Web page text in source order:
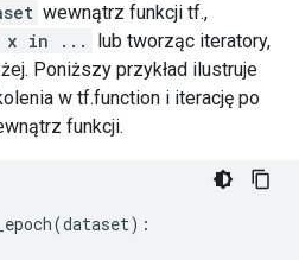
wewnątrz funkcji tf.,
x in ...
lub tworząc iteratory,
Poniższy przykład ilustruje
w tf.function i iterację po
funkcji.
(dataset):